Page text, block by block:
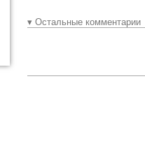
▾ Остальные комментарии